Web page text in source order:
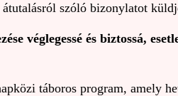
szóló bizonylatot
véglegessé és biztossá,
táboros program, amely